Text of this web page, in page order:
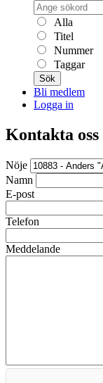
Alla
Titel
Nummer
Taggar
Sök
Bli medlem
Logga in
Kontakta oss
Nöje
Namn
E-post
Telefon
Meddelande